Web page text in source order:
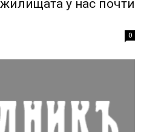
у нас почти
0